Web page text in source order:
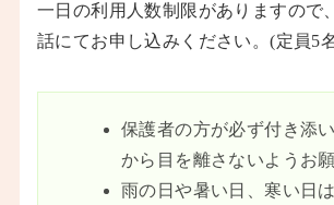
一日の利用人数制限がありますので
話にてお申し込みください。(定員5
保護者の方が必ず付き添
から目を離さないようお
雨の日や暑い日、寒い日